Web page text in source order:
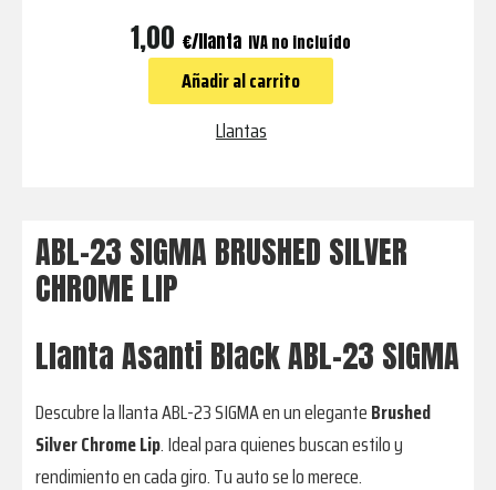
cantidad
1,00 € IVA no incluído
Añadir al carrito
Llantas
ABL-23 SIGMA BRUSHED SILVER
CHROME LIP
Llanta Asanti Black ABL-23 SIGMA
Descubre la llanta ABL-23 SIGMA en un eleganteBrushed
Silver Chrome Lip. Ideal para quienes buscan estilo y
rendimiento en cada giro. Tu auto se lo merece.